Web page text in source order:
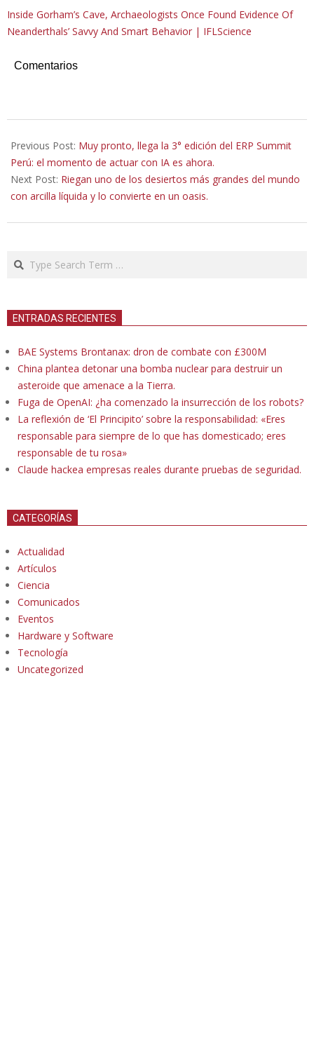
Inside Gorham’s Cave, Archaeologists Once Found Evidence Of
Neanderthals’ Savvy And Smart Behavior | IFLScience
Comentarios
01-
26
Previous Post: Muy pronto, llega la 3° edición del ERP Summit
Perú: el momento de actuar con IA es ahora.
Next Post: Riegan uno de los desiertos más grandes del mundo
con arcilla líquida y lo convierte en un oasis.
Search
ENTRADAS RECIENTES
BAE Systems Brontanax: dron de combate con £300M
China plantea detonar una bomba nuclear para destruir un
asteroide que amenace a la Tierra.
Fuga de OpenAI: ¿ha comenzado la insurrección de los robots?
La reflexión de ‘El Principito’ sobre la responsabilidad: «Eres
responsable para siempre de lo que has domesticado; eres
responsable de tu rosa»
Claude hackea empresas reales durante pruebas de seguridad.
CATEGORÍAS
Actualidad
Artículos
Ciencia
Comunicados
Eventos
Hardware y Software
Tecnología
Uncategorized